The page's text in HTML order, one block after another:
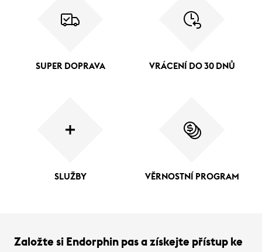
SUPER DOPRAVA VRÁCENÍ DO 30 DNŮ
SLUŽBY VĚRNOSTNÍ PROGRAM
Založte si Endorphin pas a získejte přístup ke